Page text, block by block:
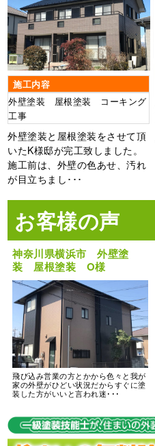
施工内容
外壁塗装 屋根塗装 コーキング
工事
外壁塗装と屋根塗装をさせて頂
いたK様邸が完工致しました。
施工前は、外壁の色あせ、汚れ
が目立ちまし･･･
お客様の声
神奈川県横浜市 外壁塗
装 屋根塗装 O様
飛び込み営業の方とかから色々と我が
家の外壁がひどい状況だからすぐに塗
装した方がいいと言われ迷･･･